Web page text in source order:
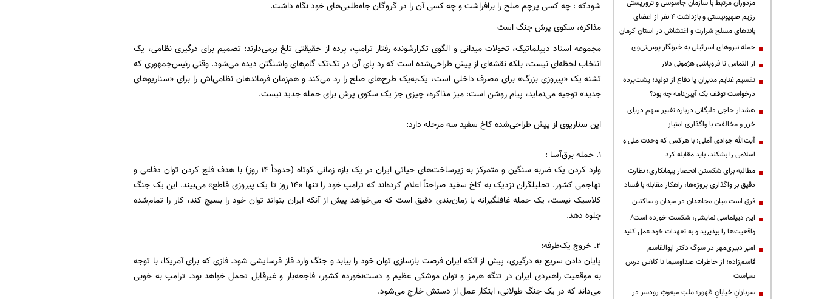
شودکه : چه کسی پرچم صلح را برافراشت و چه کسی آن را در گروگان جاه‌طلبی‌های خود نگاه داشت.
مذاکره، سکوی پرش جنگ است
مجموعه اسناد دیپلماتیک، تحولات میدانی و الگوی تکرارشونده رفتار ترامپ، پرده از حقیقتی تلخ برمی‌دارند: تصمیم برای درگیری نظامی، یک
انتخاب لحظه‌ای نیست، بلکه نقشه‌ای از پیش طراحی‌شده است که رد پای آن در تک‌تک گام‌های واشنگتن دیده می‌شود. وقتی رئیس‌جمهوری که
تشنه یک «پیروزی بزرگ» برای مصرف داخلی است، یک‌به‌یک طرح‌های صلح را رد می‌کند و هم‌زمان فرماندهان نظامی‌اش را برای «سناریوهای
جدید» توجیه می‌نماید، پیام روشن است: میز مذاکره، چیزی جز یک سکوی پرش برای حمله جدید نیست.
این سناریوی از پیش طراحی‌شده کاخ سفید سه مرحله دارد:
۱. حمله برق‌آسا :
وارد کردن یک ضربه سنگین و متمرکز به زیرساخت‌های حیاتی ایران در یک بازه زمانی کوتاه (حدوداً ۱۴ روز) با هدف فلج کردن توان دفاعی و
تهاجمی کشور. تحلیلگران نزدیک به کاخ سفید صراحتاً اعلام کرده‌اند که ترامپ خود را تنها «۱۴ روز تا یک پیروزی قاطع» می‌بیند. این یک جنگ
کلاسیک نیست، یک حمله غافلگیرانه با زمان‌بندی دقیق است که می‌خواهد پیش از آنکه ایران بتواند توان خود را بسیج کند، کار را تمام‌شده
جلوه دهد.
۲. خروج یک‌طرفه:
پایان دادن سریع به درگیری، پیش از آنکه ایران فرصت بازسازی توان خود را بیابد و جنگ وارد فاز فرسایشی شود. فازی که برای آمریکا، با توجه
به موقعیت راهبردی ایران در تنگه هرمز و توان موشکی عظیم و دست‌نخورده کشور، فاجعه‌بار و غیرقابل تحمل خواهد بود. ترامپ به خوبی
می‌داند که در یک جنگ طولانی، ابتکار عمل از دستش خارج می‌شود.
مزدوران مرتبط با سازمان جاسوسی و تروریستی
رژیم صهیونیستی و بازداشت ۴ نفر از اعضای
باندهای مسلح شرارت و اغتشاش در استان کرمان
حمله نیروهای اسرائیلی به خبرنگار پرس‌تی‌وی
از التماس تا فروپاشی هژمونی دلار
تقسیم غنایم مدیران یا دفاع از تولید؛ پشت‌پرده
درخواست توقف یک آیین‌نامه چه بود؟
هشدار حاجی دلیگانی درباره تغییر سهم دریای
خزر و مخالفت با واگذاری امتیاز
آیت‌الله جوادی آملی: با هرکس که وحدت ملی و
اسلامی را بشکند، باید مقابله کرد
مطالبه برای شکستن انحصار پیمانکاری؛ نظارت
دقیق بر واگذاری پروژه‌ها، راهکار مقابله با فساد
فرق است میان مجاهدان در میدان و ساکتین
این دیپلماسی نمایشی، شکست خورده است/
واقعیت‌ها را بپذیرید و به تعهدات خود عمل کنید
امیر دبیری‌مهر در سوگ دکتر ابوالقاسم
قاسم‌زاده؛ از خاطرات صداوسیما تا کلاس درس
سیاست
سربازانِ خیابانِ ظهور؛ ملتِ مبعوثِ رودسر در